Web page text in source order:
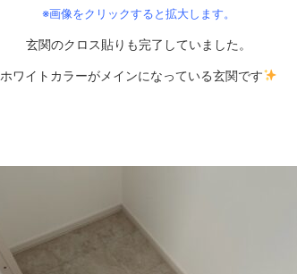
※画像をクリックすると拡大します。
玄関のクロス貼りも完了していました。
ホワイトカラーがメインになっている玄関です